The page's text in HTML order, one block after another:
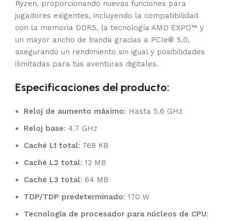
Ryzen, proporcionando nuevas funciones para
jugadores exigentes, incluyendo la compatibilidad
con la memoria DDR5, la tecnología AMD EXPO™ y
un mayor ancho de banda gracias a PCIe® 5.0,
asegurando un rendimiento sin igual y posibilidades
ilimitadas para tus aventuras digitales.
Especificaciones del producto:
Reloj de aumento máximo: Hasta 5.6 GHz
Reloj base: 4.7 GHz
Caché L1 total: 768 KB
Caché L2 total: 12 MB
Caché L3 total: 64 MB
TDP/TDP predeterminado: 170 W
Tecnología de procesador para núcleos de CPU: